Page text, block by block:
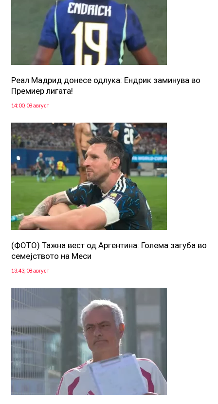
Реал Мадрид донесе одлука: Eндрик заминува во
Премиер лигата!
14:00, 08 август
(ФОТО) Тажна вест од Аргентина: Голема загуба во
семејството на Меси
13:43, 08 август